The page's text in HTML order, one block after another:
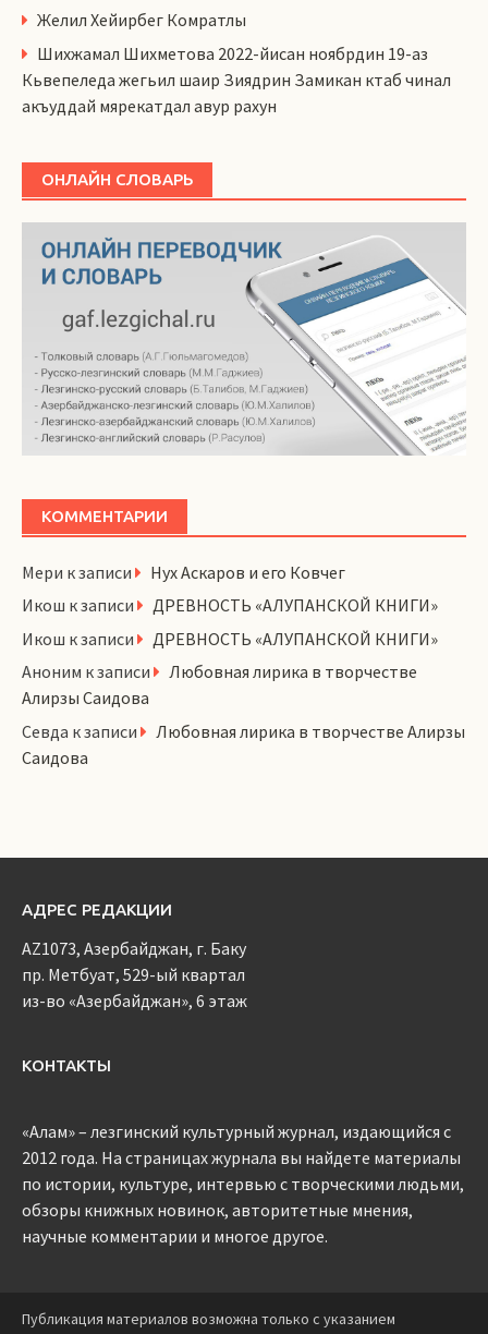
Желил Хейирбег Комратлы
Шихжамал Шихметова 2022-йисан ноябрдин 19-аз
Кьвепеледа жегьил шаир Зиядрин Замикан ктаб чинал
акъуддай мярекатдал авур рахун
ОНЛАЙН СЛОВАРЬ
КОММЕНТАРИИ
Мери к записи
Нух Аскаров и его Ковчег
Икош к записи
ДРЕВНОСТЬ «АЛУПАНСКОЙ КНИГИ»
Икош к записи
ДРЕВНОСТЬ «АЛУПАНСКОЙ КНИГИ»
Аноним к записи
Любовная лирика в творчестве
Алирзы Саидова
Севда к записи
Любовная лирика в творчестве Алирзы
Саидова
АДРЕС РЕДАКЦИИ
AZ1073, Азербайджан, г. Баку
пр. Метбуат, 529-ый квартал
из-во «Азербайджан», 6 этаж
КОНТАКТЫ
«Алам» – лезгинский культурный журнал, издающийся с
2012 года. На страницах журнала вы найдете материалы
по истории, культуре, интервью с творческими людьми,
обзоры книжных новинок, авторитетные мнения,
научные комментарии и многое другое.
Публикация материалов возможна только с указанием